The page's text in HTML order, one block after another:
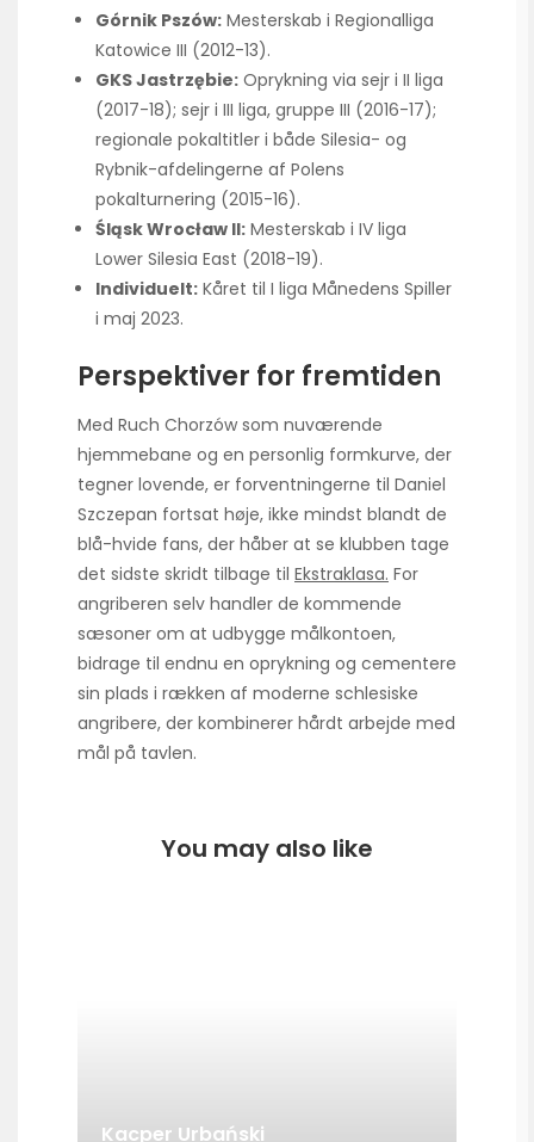
Górnik Pszów: Mesterskab i Regionalliga
Katowice III (2012-13).
GKS Jastrzębie: Oprykning via sejr i II liga
(2017-18); sejr i III liga, gruppe III (2016-17);
regionale pokaltitler i både Silesia- og
Rybnik-afdelingerne af Polens
pokalturnering (2015-16).
Śląsk Wrocław II: Mesterskab i IV liga
Lower Silesia East (2018-19).
Individuelt: Kåret til I liga Månedens Spiller
i maj 2023.
Perspektiver for fremtiden
Med Ruch Chorzów som nuværende
hjemmebane og en personlig formkurve, der
tegner lovende, er forventningerne til Daniel
Szczepan fortsat høje, ikke mindst blandt de
blå-hvide fans, der håber at se klubben tage
det sidste skridt tilbage til Ekstraklasa. For
angriberen selv handler de kommende
sæsoner om at udbygge målkontoen,
bidrage til endnu en oprykning og cementere
sin plads i rækken af moderne schlesiske
angribere, der kombinerer hårdt arbejde med
mål på tavlen.
You may also like
Kacper Urbański